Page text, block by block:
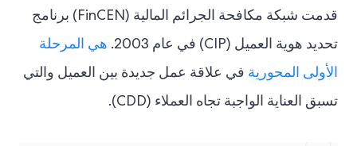
قدمت شبكة مكافحة الجرائم المالية (FinCEN) برنامج
تحديد هوية العميل (CIP) في عام 2003.
هي المرحلة
الأولى المحورية في علاقة عمل جديدة بين العميل والتي
تسبق العناية الواجبة تجاه العملاء (CDD).